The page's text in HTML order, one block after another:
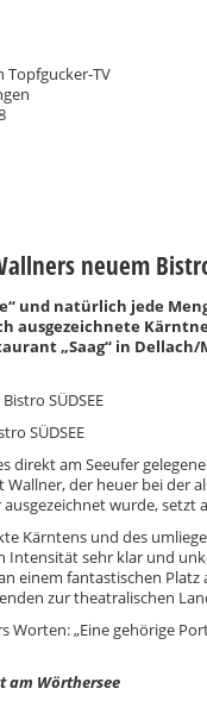
Topfgucker-TV
neuem Bistro
und natürlich jede
ausgezeichnete
„Saag“ in
SÜDSEE
direkt am Seeufer
Wallner, der heuer bei
ausgezeichnet wurde,
Kärntens und des
Intensität sehr klar und
einem fantastischen
zur theatralischen
Worten: „Eine gehörige
am Wörthersee